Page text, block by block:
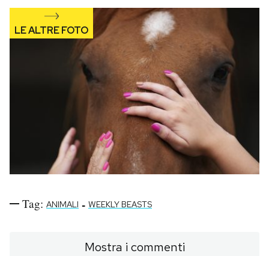
Tag: ANIMALI - WEEKLY BEASTS
Mostra i commenti